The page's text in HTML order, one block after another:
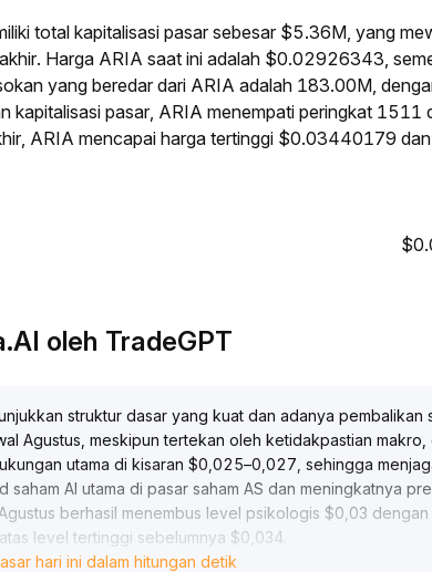
total kapitalisasi pasar sebesar $5.36M, yang
Harga ARIA saat ini adalah $0.02926343,
yang beredar dari ARIA adalah 183.00M,
kapitalisasi pasar, ARIA menempati peringkat 1511
ARIA mencapai harga tertinggi $0.03440179
oleh TradeGPT
struktur dasar yang kuat dan adanya pembalikan
Agustus, meskipun tertekan oleh ketidakpastian
utama di kisaran $0,025–0,027, sehingga
AI utama di pasar saham AS dan meningkatnya
berhasil menembus level psikologis $0,03
level tertinggi sebelumnya $0,034
menunjukkan tren bullish, mencerminkan penguatan
hari ini dalam hitungan detik